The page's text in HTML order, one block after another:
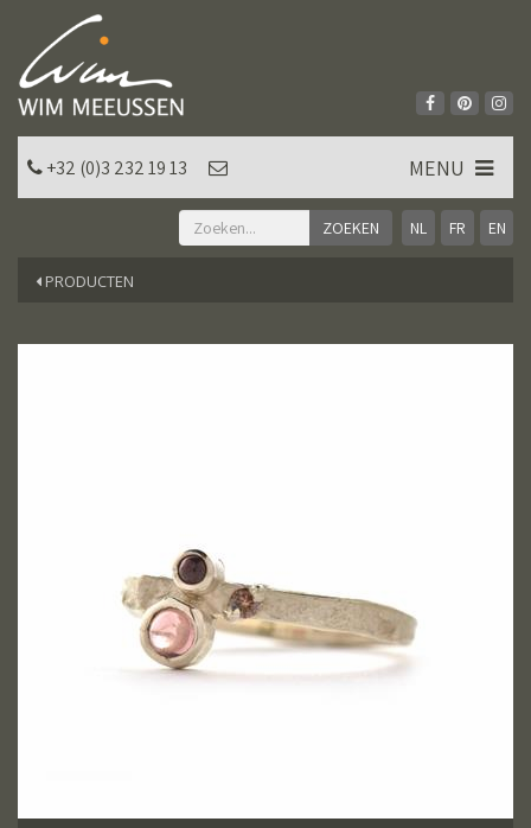
NL FR EN
+32 (0)3 232 19 13 MENU
PRODUCTEN